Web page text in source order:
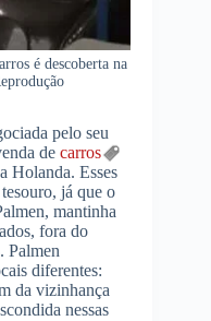
é descoberta na
pelo seu
de carros
Holanda. Esses
já que o
mantinha
fora do
Palmen
diferentes:
da vizinhança
nessas